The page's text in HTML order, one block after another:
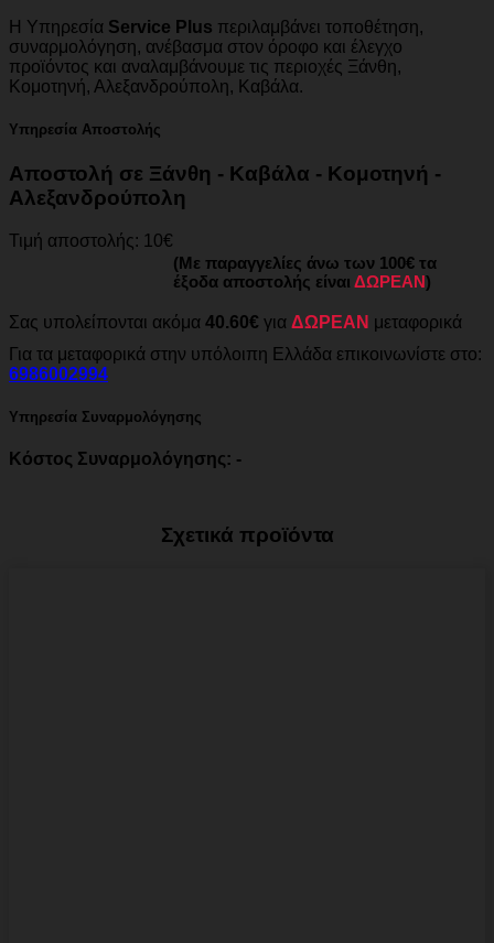
Η Υπηρεσία Service Plus περιλαμβάνει τοποθέτηση,
συναρμολόγηση, ανέβασμα στον όροφο και έλεγχο
προϊόντος και αναλαμβάνουμε τις περιοχές Ξάνθη,
Κομοτηνή, Αλεξανδρούπολη, Καβάλα.
Υπηρεσία Αποστολής
Αποστολή σε Ξάνθη - Καβάλα - Κομοτηνή -
Αλεξανδρούπολη
Τιμή αποστολής: 10€
(Με παραγγελίες άνω των 100€ τα
έξοδα αποστολής είναι ΔΩΡΕΑΝ)
Σας υπολείπονται ακόμα 40.60€ για ΔΩΡΕΑΝ μεταφορικά
Για τα μεταφορικά στην υπόλοιπη Ελλάδα επικοινωνίστε στο:
6986002994
Υπηρεσία Συναρμολόγησης
Κόστος Συναρμολόγησης: -
Σχετικά προϊόντα